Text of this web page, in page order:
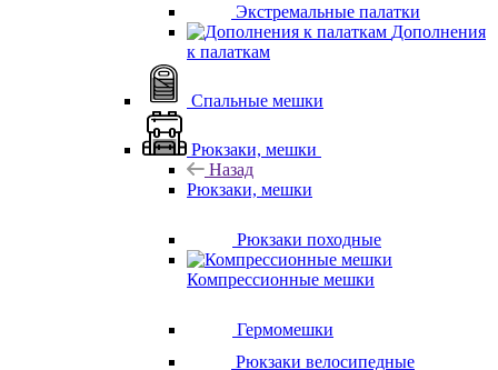
Экстремальные палатки
Дополнения
к палаткам
Спальные мешки
Рюкзаки, мешки
Назад
Рюкзаки, мешки
Рюкзаки походные
Компрессионные мешки
Гермомешки
Рюкзаки велосипедные